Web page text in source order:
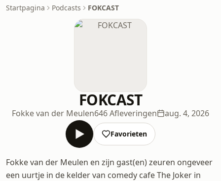
Startpagina Podcasts FOKCAST
FOKCAST
Fokke van der Meulen646 Afleveringen aug. 4, 2026
Favorieten
Fokke van der Meulen en zijn gast(en) zeuren ongeveer
een uurtje in de kelder van comedy cafe The Joker in